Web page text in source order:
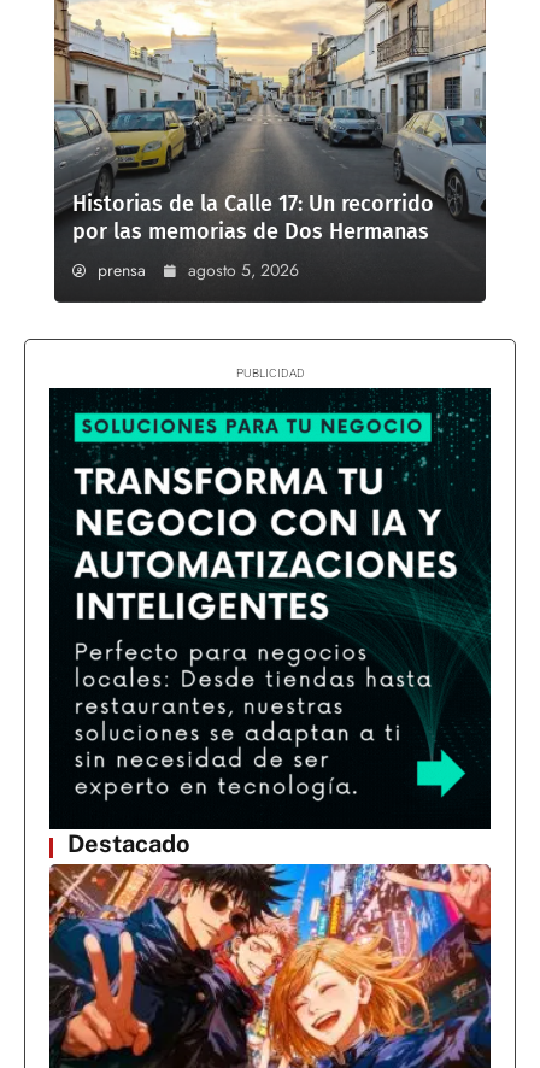
Historias de la Calle 17: Un recorrido
por las memorias de Dos Hermanas
prensa agosto 5, 2026
Destacado